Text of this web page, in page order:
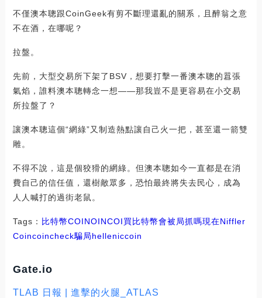
不僅澳本聰跟CoinGeek有剪不斷理還亂的關系，且醉翁之意
不在酒，在哪呢？
拉盤。
先前，大型交易所下架了BSV，想要打擊一番澳本聰的囂張
氣焰，誰料澳本聰轉念一想——那我豈不是更容易在小交易
所拉盤了？
讓澳本聰這個“網綠”又制造熱點讓自己火一把，甚至還一箭雙
雕。
不得不說，這是個狡猾的網綠。但澳本聰如今一直都是在消
費自己的信任值，還樹敵眾多，恐怕最終將失去民心，成為
人人喊打的過街老鼠。
Tags： 比特幣COINOINCOI買比特幣會被局抓嗎現在Niffler
Coincoincheck騙局helleniccoin
Gate.io
TLAB 日報 | 進擊的火腿_ATLAS